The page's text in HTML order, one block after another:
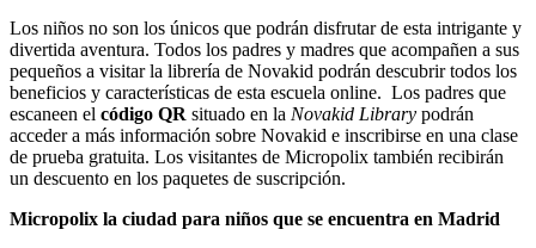
Los niños no son los únicos que podrán disfrutar de esta intrigante y
divertida aventura. Todos los padres y madres que acompañen a sus
pequeños a visitar la librería de Novakid podrán descubrir todos los
beneficios y características de esta escuela online. Los padres que
escaneen el código QR situado en la Novakid Library podrán
acceder a más información sobre Novakid e inscribirse en una clase
de prueba gratuita. Los visitantes de Micropolix también recibirán
un descuento en los paquetes de suscripción.
Micropolix la ciudad para niños que se encuentra en Madrid